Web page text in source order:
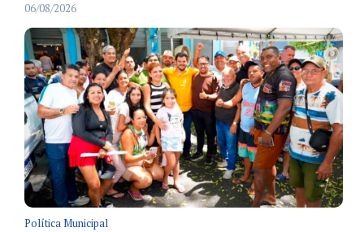
06/08/2026
Política Municipal